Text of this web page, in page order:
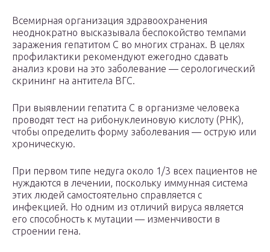
Всемирная организация здравоохранения
неоднократно высказывала беспокойство темпами
заражения гепатитом С во многих странах. В целях
профилактики рекомендуют ежегодно сдавать
анализ крови на это заболевание — серологический
скрининг на антитела ВГС.
При выявлении гепатита С в организме человека
проводят тест на рибонуклеиновую кислоту (РНК),
чтобы определить форму заболевания — острую или
хроническую.
При первом типе недуга около 1/3 всех пациентов не
нуждаются в лечении, поскольку иммунная система
этих людей самостоятельно справляется с
инфекцией. Но одним из отличий вируса является
его способность к мутации — изменчивости в
строении гена.